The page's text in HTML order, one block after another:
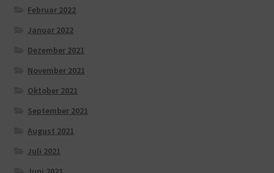
Februar 2022
Januar 2022
Dezember 2021
November 2021
Oktober 2021
September 2021
August 2021
Juli 2021